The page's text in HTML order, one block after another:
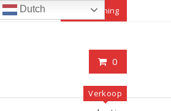
Mijn rekening
0
Verkoop
Dutch